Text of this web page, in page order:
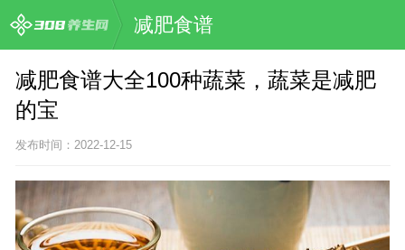
减肥食谱
减肥食谱大全100种蔬菜，蔬菜是减肥
的宝
发布时间：2022-12-15